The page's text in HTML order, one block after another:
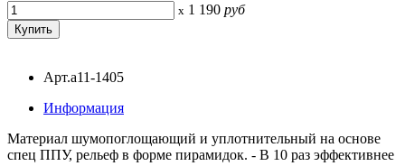
x 1 190 руб
Арт.a11-1405
Информация
Материал шумопоглощающий и уплотнительный на основе
спец ППУ, рельеф в форме пирамидок. - В 10 раз эффективнее